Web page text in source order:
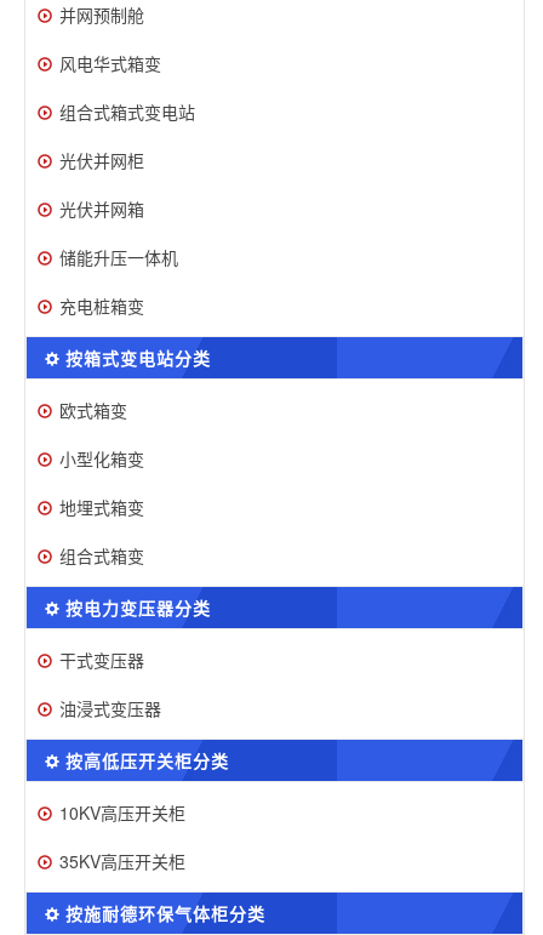
并网预制舱
风电华式箱变
组合式箱式变电站
光伏并网柜
光伏并网箱
储能升压一体机
充电桩箱变
按箱式变电站分类
欧式箱变
小型化箱变
地埋式箱变
组合式箱变
按电力变压器分类
干式变压器
油浸式变压器
按高低压开关柜分类
10KV高压开关柜
35KV高压开关柜
按施耐德环保气体柜分类